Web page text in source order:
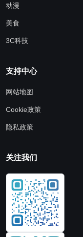
动漫
美食
3C科技
支持中心
网站地图
Cookie政策
隐私政策
关注我们